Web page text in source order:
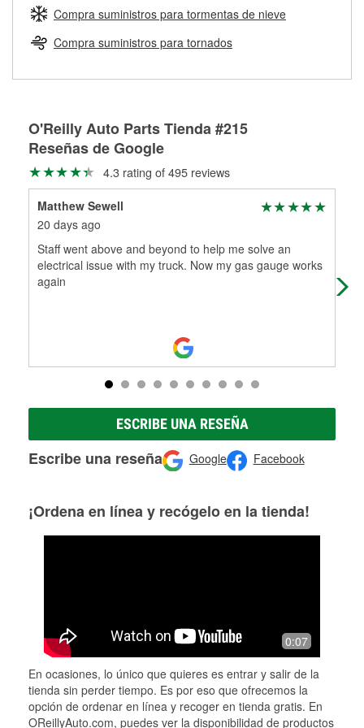
Más información sobre el Programa de Préstamo de
Herramientas de O'Reilly
medirán tus tambores o discos para determinar si pueden
ser rectificados con seguridad. Si tus tambores o discos no
pueden ser reutilizados, podemos ayudarte a encontrar las
partes de reemplazo correctas para tu reparación.
Rectificación de tambores y discos de freno
Compra suministros para tormentas de nieve
Compra suministros para tornados
O'Reilly Auto Parts Tienda #215
Reseñas de Google
4.3 rating of 495 reviews
Matthew Sewell
20 days ago
Staff went above and beyond to help me solve an
electrical issue with my truck. Now my gas gauge works
again
ESCRIBE UNA RESEÑA
Escribe una reseña Google Facebook
¡Ordena en línea y recógelo en la tienda!
0:07
En ocasiones, lo único que quieres es entrar y salir de la
tienda sin perder tiempo. Es por eso que ofrecemos la
opción de ordenar en línea y recoger en tienda gratis. En
OReillyAuto.com, puedes ver la disponibilidad de productos